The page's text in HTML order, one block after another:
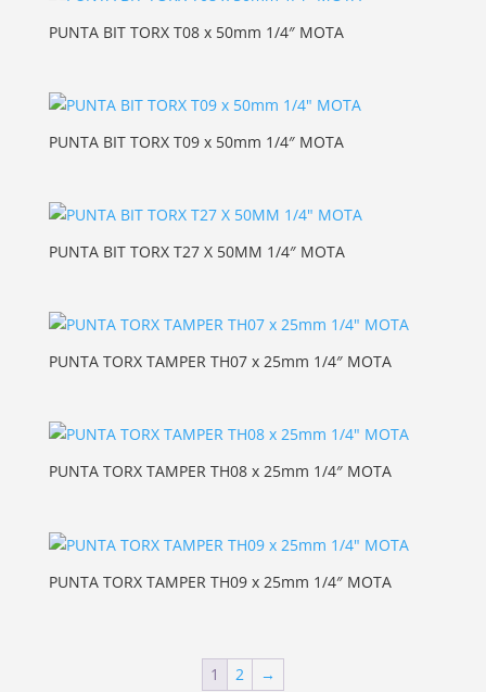
PUNTA BIT TORX T08 x 50mm 1/4″ MOTA
PUNTA BIT TORX T09 x 50mm 1/4″ MOTA
PUNTA BIT TORX T27 X 50MM 1/4″ MOTA
PUNTA TORX TAMPER TH07 x 25mm 1/4″ MOTA
PUNTA TORX TAMPER TH08 x 25mm 1/4″ MOTA
PUNTA TORX TAMPER TH09 x 25mm 1/4″ MOTA
1 2
→